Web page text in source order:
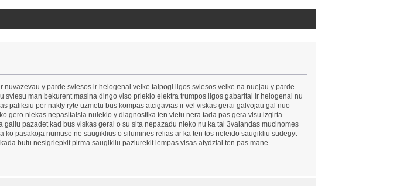
y parde sviesos ir helogenai veike taipogi ilgos sviesos veike na nuejau y parde
man bekurent masina dingo viso priekio elektra trumpos ilgos gabaritai ir helogenai nu
paliksiu per nakty ryte uzmetu bus kompas atcigavias ir vel viskas gerai galvojau gal nuo
gero niekas nepasitaisia nulekio y diagnostika ten vietu nera tada pas gera visu izgirta
pazadet kad bus viskas gerai o su sita nepazadu nieko nu ka tai 3valandas mucinomes
pasakoja numuse ne saugiklius o silumines relias ar ka ten tos neleido saugikliu sudegyt
butu nesigriepkit pirma saugikliu paziurekit lempas visas atydziai ten pas mane